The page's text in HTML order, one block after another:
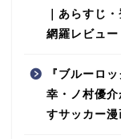
｜あらすじ
網羅レビュー
『ブルーロ
幸・ノ村優
すサッカー